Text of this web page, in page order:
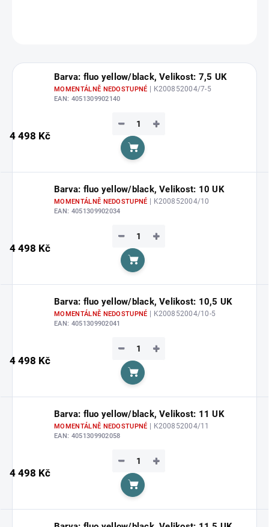
Barva: fluo yellow/black, Velikost: 7,5 UK
MOMENTÁLNĚ NEDOSTUPNÉ | K200852004/7-5
EAN: 4051309902140
4 498 Kč
+
−
Do košíku
Barva: fluo yellow/black, Velikost: 10 UK
MOMENTÁLNĚ NEDOSTUPNÉ | K200852004/10
EAN: 4051309902034
4 498 Kč
+
−
Do košíku
Barva: fluo yellow/black, Velikost: 10,5 UK
MOMENTÁLNĚ NEDOSTUPNÉ | K200852004/10-5
EAN: 4051309902041
4 498 Kč
+
−
Do košíku
Barva: fluo yellow/black, Velikost: 11 UK
MOMENTÁLNĚ NEDOSTUPNÉ | K200852004/11
EAN: 4051309902058
4 498 Kč
+
−
Do košíku